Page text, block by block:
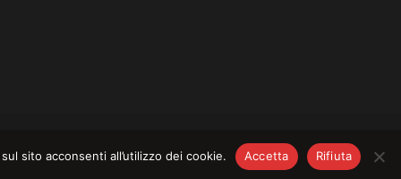
sito acconsenti all’utilizzo dei cookie. Accetta Rifiuta